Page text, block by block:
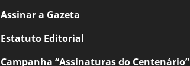
Assinar a Gazeta
Estatuto Editorial
Campanha “Assinaturas do Centenário”